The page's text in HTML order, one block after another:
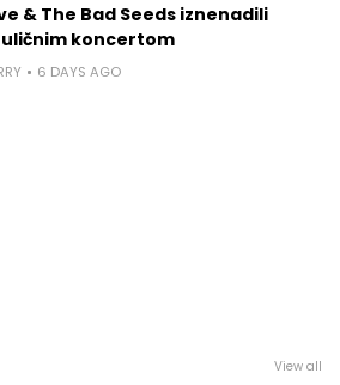
& The Bad Seeds iznenadili
koncertom
6 DAYS AGO
View all